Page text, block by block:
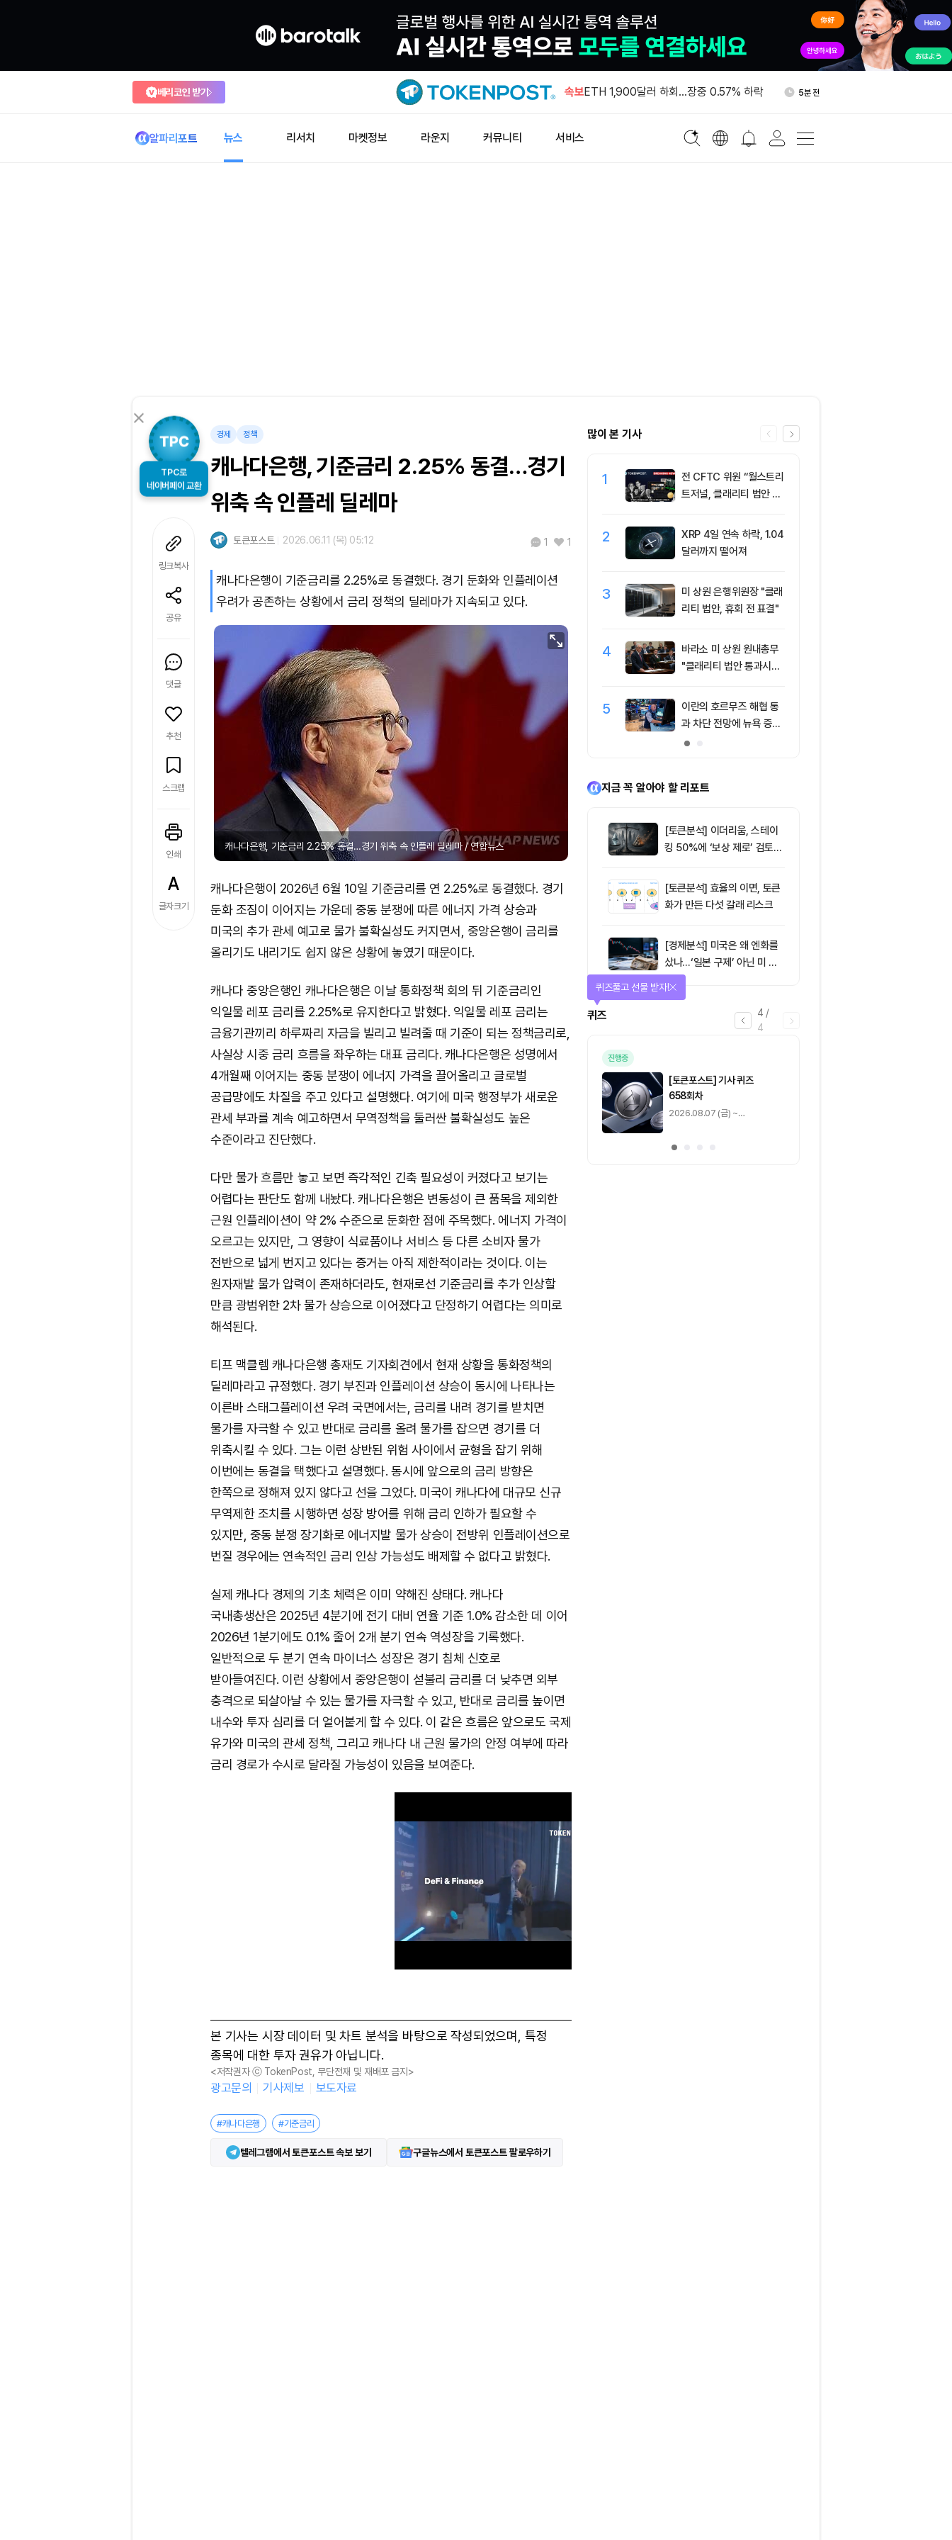
베리코인 받기 속보
폴리실리콘 최저수입가 ㎏당 21달러…트
1시간 전
ETH 1,900달러 하회…장중 0.57% 하락 5분 전
알파리포트 뉴스 리서치 마켓정보 라운지 커뮤니티 서비스
TPC로
네이버페이 교환
링크복사
공유
댓글
추천
스크랩
인쇄
글자크기
경제 정책
캐나다은행, 기준금리 2.25% 동결…경기
위축 속 인플레 딜레마
토큰포스트 2026.06.11 (목) 05:12 1 1
캐나다은행이 기준금리를 2.25%로 동결했다. 경기 둔화와 인플레이션
우려가 공존하는 상황에서 금리 정책의 딜레마가 지속되고 있다.
캐나다은행, 기준금리 2.25% 동결…경기 위축 속 인플레 딜레마 / 연합뉴스
캐나다은행이 2026년 6월 10일 기준금리를 연 2.25%로 동결했다. 경기
둔화 조짐이 이어지는 가운데 중동 분쟁에 따른 에너지 가격 상승과
미국의 추가 관세 예고로 물가 불확실성도 커지면서, 중앙은행이 금리를
올리기도 내리기도 쉽지 않은 상황에 놓였기 때문이다.
캐나다 중앙은행인 캐나다은행은 이날 통화정책 회의 뒤 기준금리인
익일물 레포 금리를 2.25%로 유지한다고 밝혔다. 익일물 레포 금리는
금융기관끼리 하루짜리 자금을 빌리고 빌려줄 때 기준이 되는 정책금리로,
사실상 시중 금리 흐름을 좌우하는 대표 금리다. 캐나다은행은 성명에서
4개월째 이어지는 중동 분쟁이 에너지 가격을 끌어올리고 글로벌
공급망에도 차질을 주고 있다고 설명했다. 여기에 미국 행정부가 새로운
관세 부과를 계속 예고하면서 무역정책을 둘러싼 불확실성도 높은
수준이라고 진단했다.
다만 물가 흐름만 놓고 보면 즉각적인 긴축 필요성이 커졌다고 보기는
어렵다는 판단도 함께 내놨다. 캐나다은행은 변동성이 큰 품목을 제외한
근원 인플레이션이 약 2% 수준으로 둔화한 점에 주목했다. 에너지 가격이
오르고는 있지만, 그 영향이 식료품이나 서비스 등 다른 소비자 물가
전반으로 넓게 번지고 있다는 증거는 아직 제한적이라는 것이다. 이는
원자재발 물가 압력이 존재하더라도, 현재로선 기준금리를 추가 인상할
만큼 광범위한 2차 물가 상승으로 이어졌다고 단정하기 어렵다는 의미로
해석된다.
티프 맥클렘 캐나다은행 총재도 기자회견에서 현재 상황을 통화정책의
딜레마라고 규정했다. 경기 부진과 인플레이션 상승이 동시에 나타나는
이른바 스태그플레이션 우려 국면에서는, 금리를 내려 경기를 받치면
물가를 자극할 수 있고 반대로 금리를 올려 물가를 잡으면 경기를 더
위축시킬 수 있다. 그는 이런 상반된 위험 사이에서 균형을 잡기 위해
이번에는 동결을 택했다고 설명했다. 동시에 앞으로의 금리 방향은
한쪽으로 정해져 있지 않다고 선을 그었다. 미국이 캐나다에 대규모 신규
무역제한 조치를 시행하면 성장 방어를 위해 금리 인하가 필요할 수
있지만, 중동 분쟁 장기화로 에너지발 물가 상승이 전방위 인플레이션으로
번질 경우에는 연속적인 금리 인상 가능성도 배제할 수 없다고 밝혔다.
실제 캐나다 경제의 기초 체력은 이미 약해진 상태다. 캐나다
국내총생산은 2025년 4분기에 전기 대비 연율 기준 1.0% 감소한 데 이어
2026년 1분기에도 0.1% 줄어 2개 분기 연속 역성장을 기록했다.
일반적으로 두 분기 연속 마이너스 성장은 경기 침체 신호로
받아들여진다. 이런 상황에서 중앙은행이 섣불리 금리를 더 낮추면 외부
충격으로 되살아날 수 있는 물가를 자극할 수 있고, 반대로 금리를 높이면
내수와 투자 심리를 더 얼어붙게 할 수 있다. 이 같은 흐름은 앞으로도 국제
유가와 미국의 관세 정책, 그리고 캐나다 내 근원 물가의 안정 여부에 따라
금리 경로가 수시로 달라질 가능성이 있음을 보여준다.
M
본 기사는 시장 데이터 및 차트 분석을 바탕으로 작성되었으며, 특정
종목에 대한 투자 권유가 아닙니다.
<저작권자 ⓒ TokenPost, 무단전재 및 재배포 금지>
광고문의 기사제보 보도자료
#캐나다은행 #기준금리
텔레그램에서 토큰포스트 속보 보기 구글뉴스에서 토큰포스트 팔로우하기
많이 본 기사
1
전 CFTC 위원 “월스트리
트저널, 클래리티 법안 오
2
XRP 4일 연속 하락, 1.04
달러까지 떨어져
3
미 상원 은행위원장 "클래
리티 법안, 휴회 전 표결"
4
바라소 미 상원 원내총무
"클래리티 법안 통과시킬
5
이란의 호르무즈 해협 통
과 차단 전망에 뉴욕 증시
약세
지금 꼭 알아야 할 리포트
[토큰분석] 이더리움, 스테이
킹 50%에 ‘보상 제로’ 검토…
역행인가
[토큰분석] 효율의 이면, 토큰
화가 만든 다섯 갈래 리스크
[경제분석] 미국은 왜 엔화를
샀나…‘일본 구제’ 아닌 미 국
채·아시아 통화 방어전
4 /
4
퀴즈
퀴즈풀고 선물 받자!
진행중
[토큰포스트] 기사 퀴즈
658회차
2026.08.07 (금) ~